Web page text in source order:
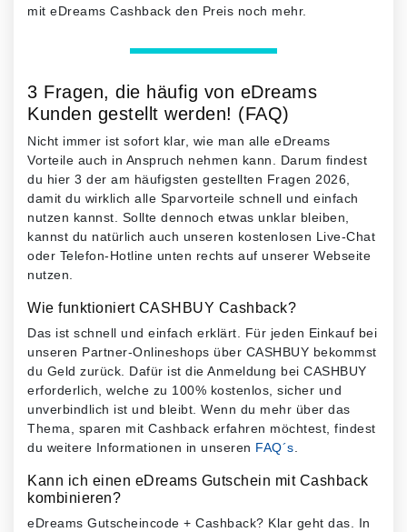
mit eDreams Cashback den Preis noch mehr.
3 Fragen, die häufig von eDreams
Kunden gestellt werden! (FAQ)
Nicht immer ist sofort klar, wie man alle eDreams
Vorteile auch in Anspruch nehmen kann. Darum findest
du hier 3 der am häufigsten gestellten Fragen 2026,
damit du wirklich alle Sparvorteile schnell und einfach
nutzen kannst. Sollte dennoch etwas unklar bleiben,
kannst du natürlich auch unseren kostenlosen Live-Chat
oder Telefon-Hotline unten rechts auf unserer Webseite
nutzen.
Wie funktioniert CASHBUY Cashback?
Das ist schnell und einfach erklärt. Für jeden Einkauf bei
unseren Partner-Onlineshops über CASHBUY bekommst
du Geld zurück. Dafür ist die Anmeldung bei CASHBUY
erforderlich, welche zu 100% kostenlos, sicher und
unverbindlich ist und bleibt. Wenn du mehr über das
Thema, sparen mit Cashback erfahren möchtest, findest
du weitere Informationen in unseren FAQ´s
Kann ich einen eDreams Gutschein mit Cashback
kombinieren?
eDreams Gutscheincode + Cashback? Klar geht das. In